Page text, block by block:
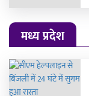
मध्य प्रदेश